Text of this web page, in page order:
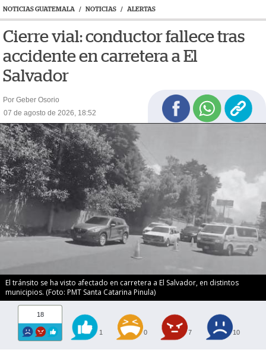
NOTICIAS GUATEMALA / NOTICIAS / ALERTAS
Cierre vial: conductor fallece tras
accidente en carretera a El
Salvador
Por Geber Osorio
07 de agosto de 2026, 18:52
El tránsito se ha visto afectado en carretera a El Salvador, en distintos
municipios. (Foto: PMT Santa Catarina Pinula)
18
1 0 7 10